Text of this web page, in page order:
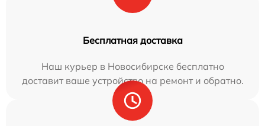
Бесплатная доставка
Наш курьер в Новосибирске бесплатно
доставит ваше устройство на ремонт и обратно.